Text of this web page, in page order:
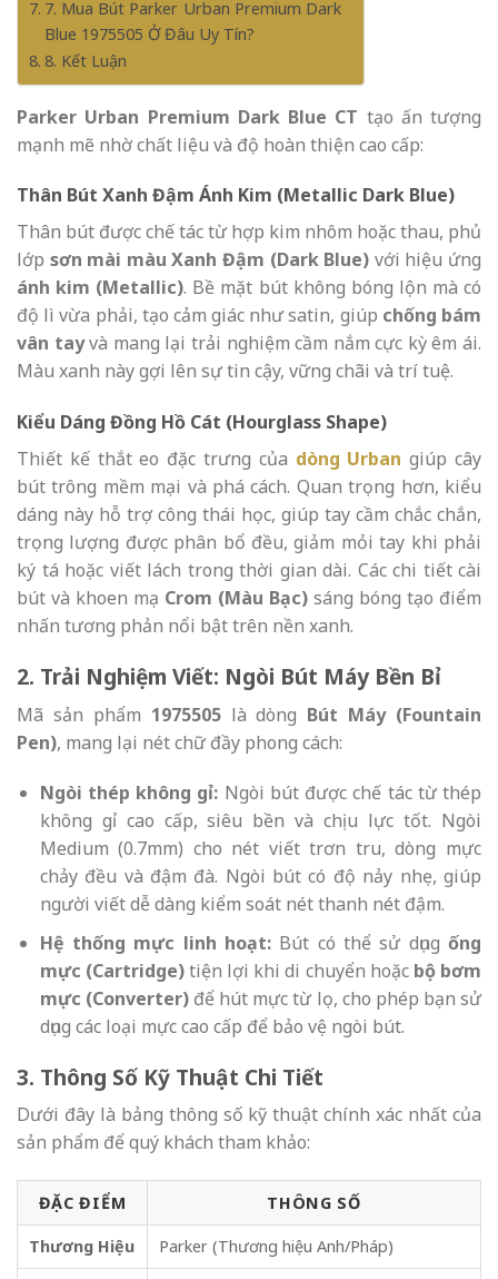
7. Mua Bút Parker Urban Premium Dark
Blue 1975505 Ở Đâu Uy Tín?
8. Kết Luận
Parker Urban Premium Dark Blue CT tạo ấn tượng
mạnh mẽ nhờ chất liệu và độ hoàn thiện cao cấp:
Thân Bút Xanh Đậm Ánh Kim (Metallic Dark Blue)
Thân bút được chế tác từ hợp kim nhôm hoặc thau, phủ
lớp sơn mài màu Xanh Đậm (Dark Blue) với hiệu ứng
ánh kim (Metallic). Bề mặt bút không bóng lộn mà có
độ lì vừa phải, tạo cảm giác như satin, giúp chống bám
vân tayvà mang lại trải nghiệm cầm nắm cực kỳ êm ái.
Màu xanh này gợi lên sự tin cậy, vững chãi và trí tuệ.
Kiểu Dáng Đồng Hồ Cát (Hourglass Shape)
Thiết kế thắt eo đặc trưng của dòng Urban giúp cây
bút trông mềm mại và phá cách. Quan trọng hơn, kiểu
dáng này hỗ trợ công thái học, giúp tay cầm chắc chắn,
trọng lượng được phân bổ đều, giảm mỏi tay khi phải
ký tá hoặc viết lách trong thời gian dài. Các chi tiết cài
bút và khoen mạ Crom (Màu Bạc) sáng bóng tạo điểm
nhấn tương phản nổi bật trên nền xanh.
2. Trải Nghiệm Viết: Ngòi Bút Máy Bền Bỉ
Mã sản phẩm 1975505là dòng Bút Máy (Fountain
Pen), mang lại nét chữ đầy phong cách:
Ngòi thép không gỉ: Ngòi bút được chế tác từ thép
không gỉ cao cấp, siêu bền và chịu lực tốt. Ngòi
Medium (0.7mm) cho nét viết trơn tru, dòng mực
chảy đều và đậm đà. Ngòi bút có độ nảy nhẹ, giúp
người viết dễ dàng kiểm soát nét thanh nét đậm.
Hệ thống mực linh hoạt: Bút có thể sử dụng ống
mực (Cartridge)tiện lợi khi di chuyển hoặc bộ bơm
mực (Converter)để hút mực từ lọ, cho phép bạn sử
dụng các loại mực cao cấp để bảo vệ ngòi bút.
3. Thông Số Kỹ Thuật Chi Tiết
Dưới đây là bảng thông số kỹ thuật chính xác nhất của
sản phẩm để quý khách tham khảo:
ĐẶC ĐIỂM THÔNG SỐ
Thương Hiệu Parker (Thương hiệu Anh/Pháp)